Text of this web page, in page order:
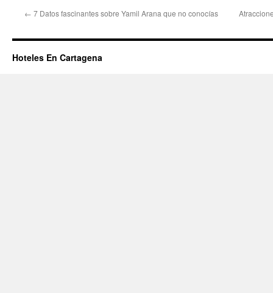
← 7 Datos fascinantes sobre Yamil Arana que no conocías
Hoteles En Cartagena